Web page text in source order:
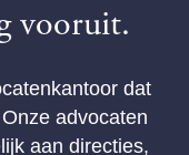
vooruit.
dat
advocaten
aan directies,